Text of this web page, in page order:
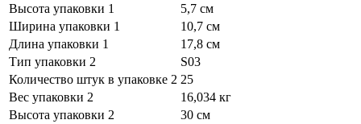
Высота упаковки 1
5,7 см
Ширина упаковки 1
10,7 см
Длина упаковки 1
17,8 см
Тип упаковки 2
S03
Количество штук в упаковке 2 25
Вес упаковки 2
16,034 кг
Высота упаковки 2
30 см